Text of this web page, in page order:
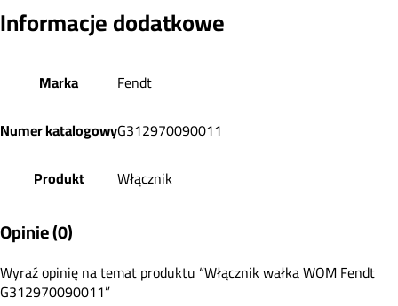
Informacje dodatkowe
Marka
Fendt
Numer katalogowyG312970090011
Produkt
Włącznik
Opinie (0)
Wyraź opinię na temat produktu “Włącznik wałka WOM Fendt
G312970090011”